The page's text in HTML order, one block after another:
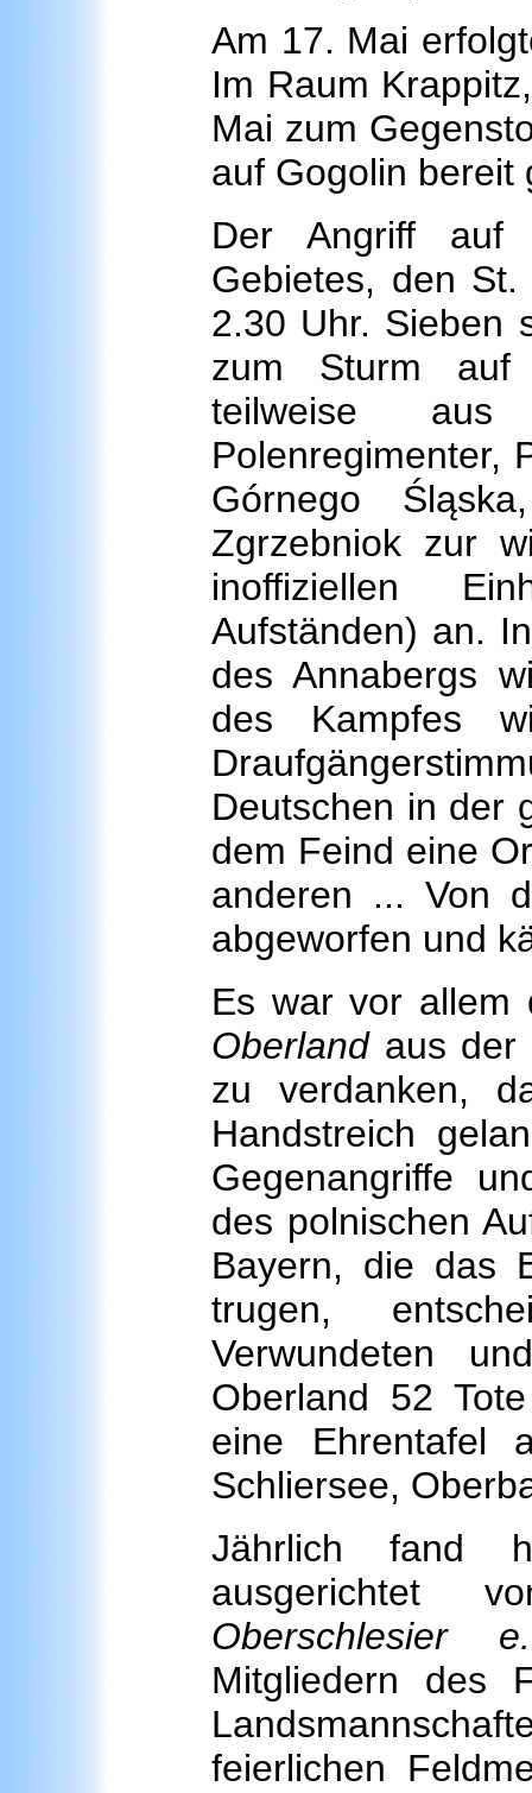
Am 17. Mai
Im Raum
Mai zum
auf Gogolin bereit
Der Angriff auf
Gebietes, den
2.30 Uhr. Sieben
zum Sturm auf
teilweise aus
Polenregimenter,
Górnego
Zgrzebniok zur
inoffiziellen
Aufständen) an.
des Annabergs
des Kampfes
Deutschen in der
dem Feind eine
anderen ... Von
abgeworfen und
Es war vor
Oberlandaus der
zu verdanken,
Handstreich
Gegenangriffe
des polnischen
Bayern, die das
trugen,
Verwundeten
Oberland 52
eine Ehrentafel
Schliersee,
Jährlich fand
Oberschlesier
Mitgliedern des
feierlichen